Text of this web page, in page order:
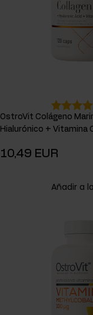
OstroVit Colágeno
Hialurónico + Vitamina
10,49 EUR
Añadir a